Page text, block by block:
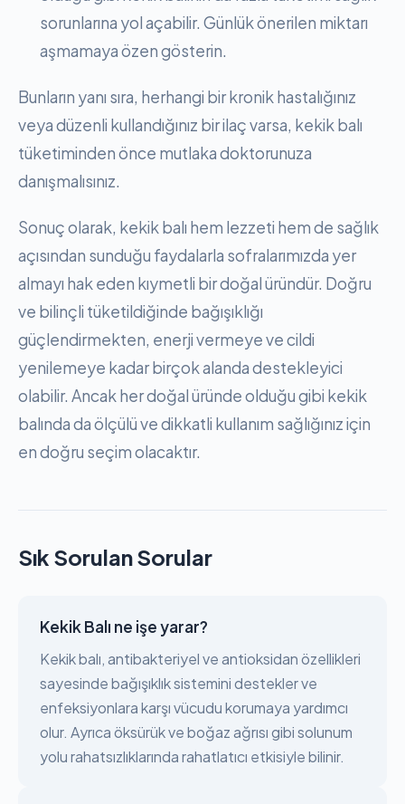
sorunlarına yol açabilir. Günlük önerilen miktarı
aşmamaya özen gösterin.
Bunların yanı sıra, herhangi bir kronik hastalığınız
veya düzenli kullandığınız bir ilaç varsa, kekik balı
tüketiminden önce mutlaka doktorunuza
danışmalısınız.
Sonuç olarak, kekik balı hem lezzeti hem de sağlık
açısından sunduğu faydalarla sofralarımızda yer
almayı hak eden kıymetli bir doğal üründür. Doğru
ve bilinçli tüketildiğinde bağışıklığı
güçlendirmekten, enerji vermeye ve cildi
yenilemeye kadar birçok alanda destekleyici
olabilir. Ancak her doğal üründe olduğu gibi kekik
balında da ölçülü ve dikkatli kullanım sağlığınız için
en doğru seçim olacaktır.
Sık Sorulan Sorular
Kekik Balı ne işe yarar?
Kekik balı, antibakteriyel ve antioksidan özellikleri
sayesinde bağışıklık sistemini destekler ve
enfeksiyonlara karşı vücudu korumaya yardımcı
olur. Ayrıca öksürük ve boğaz ağrısı gibi solunum
yolu rahatsızlıklarında rahatlatıcı etkisiyle bilinir.